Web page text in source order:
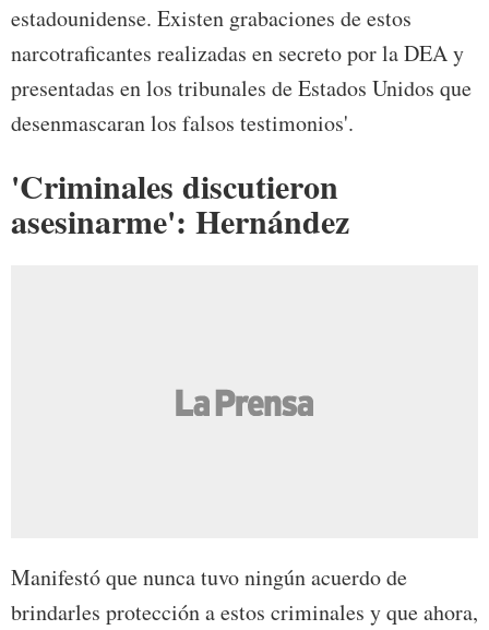
estadounidense. Existen grabaciones de estos
narcotraficantes realizadas en secreto por la DEA y
presentadas en los tribunales de Estados Unidos que
desenmascaran los falsos testimonios'.
'Criminales discutieron
asesinarme': Hernández
Manifestó que nunca tuvo ningún acuerdo de
brindarles protección a estos criminales y que ahora,